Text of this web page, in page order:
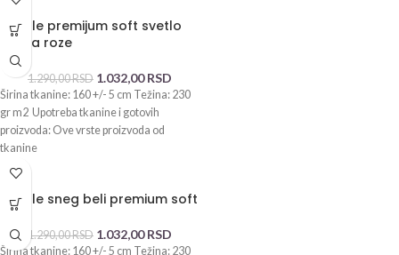
-20%
Waffle premijum soft svetlo
kajsija roze
1.290,00RSD 1.032,00RSD
Širina tkanine: 160 +/- 5 cm Težina: 230
gr m2 Upotreba tkanine i gotovih
proizvoda: Ove vrste proizvoda od
tkanine
-20%
Waffle sneg beli premium soft
1.290,00RSD 1.032,00RSD
Širina tkanine: 160 +/- 5 cm Težina: 230